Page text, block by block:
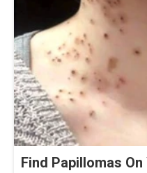
Find Papillomas